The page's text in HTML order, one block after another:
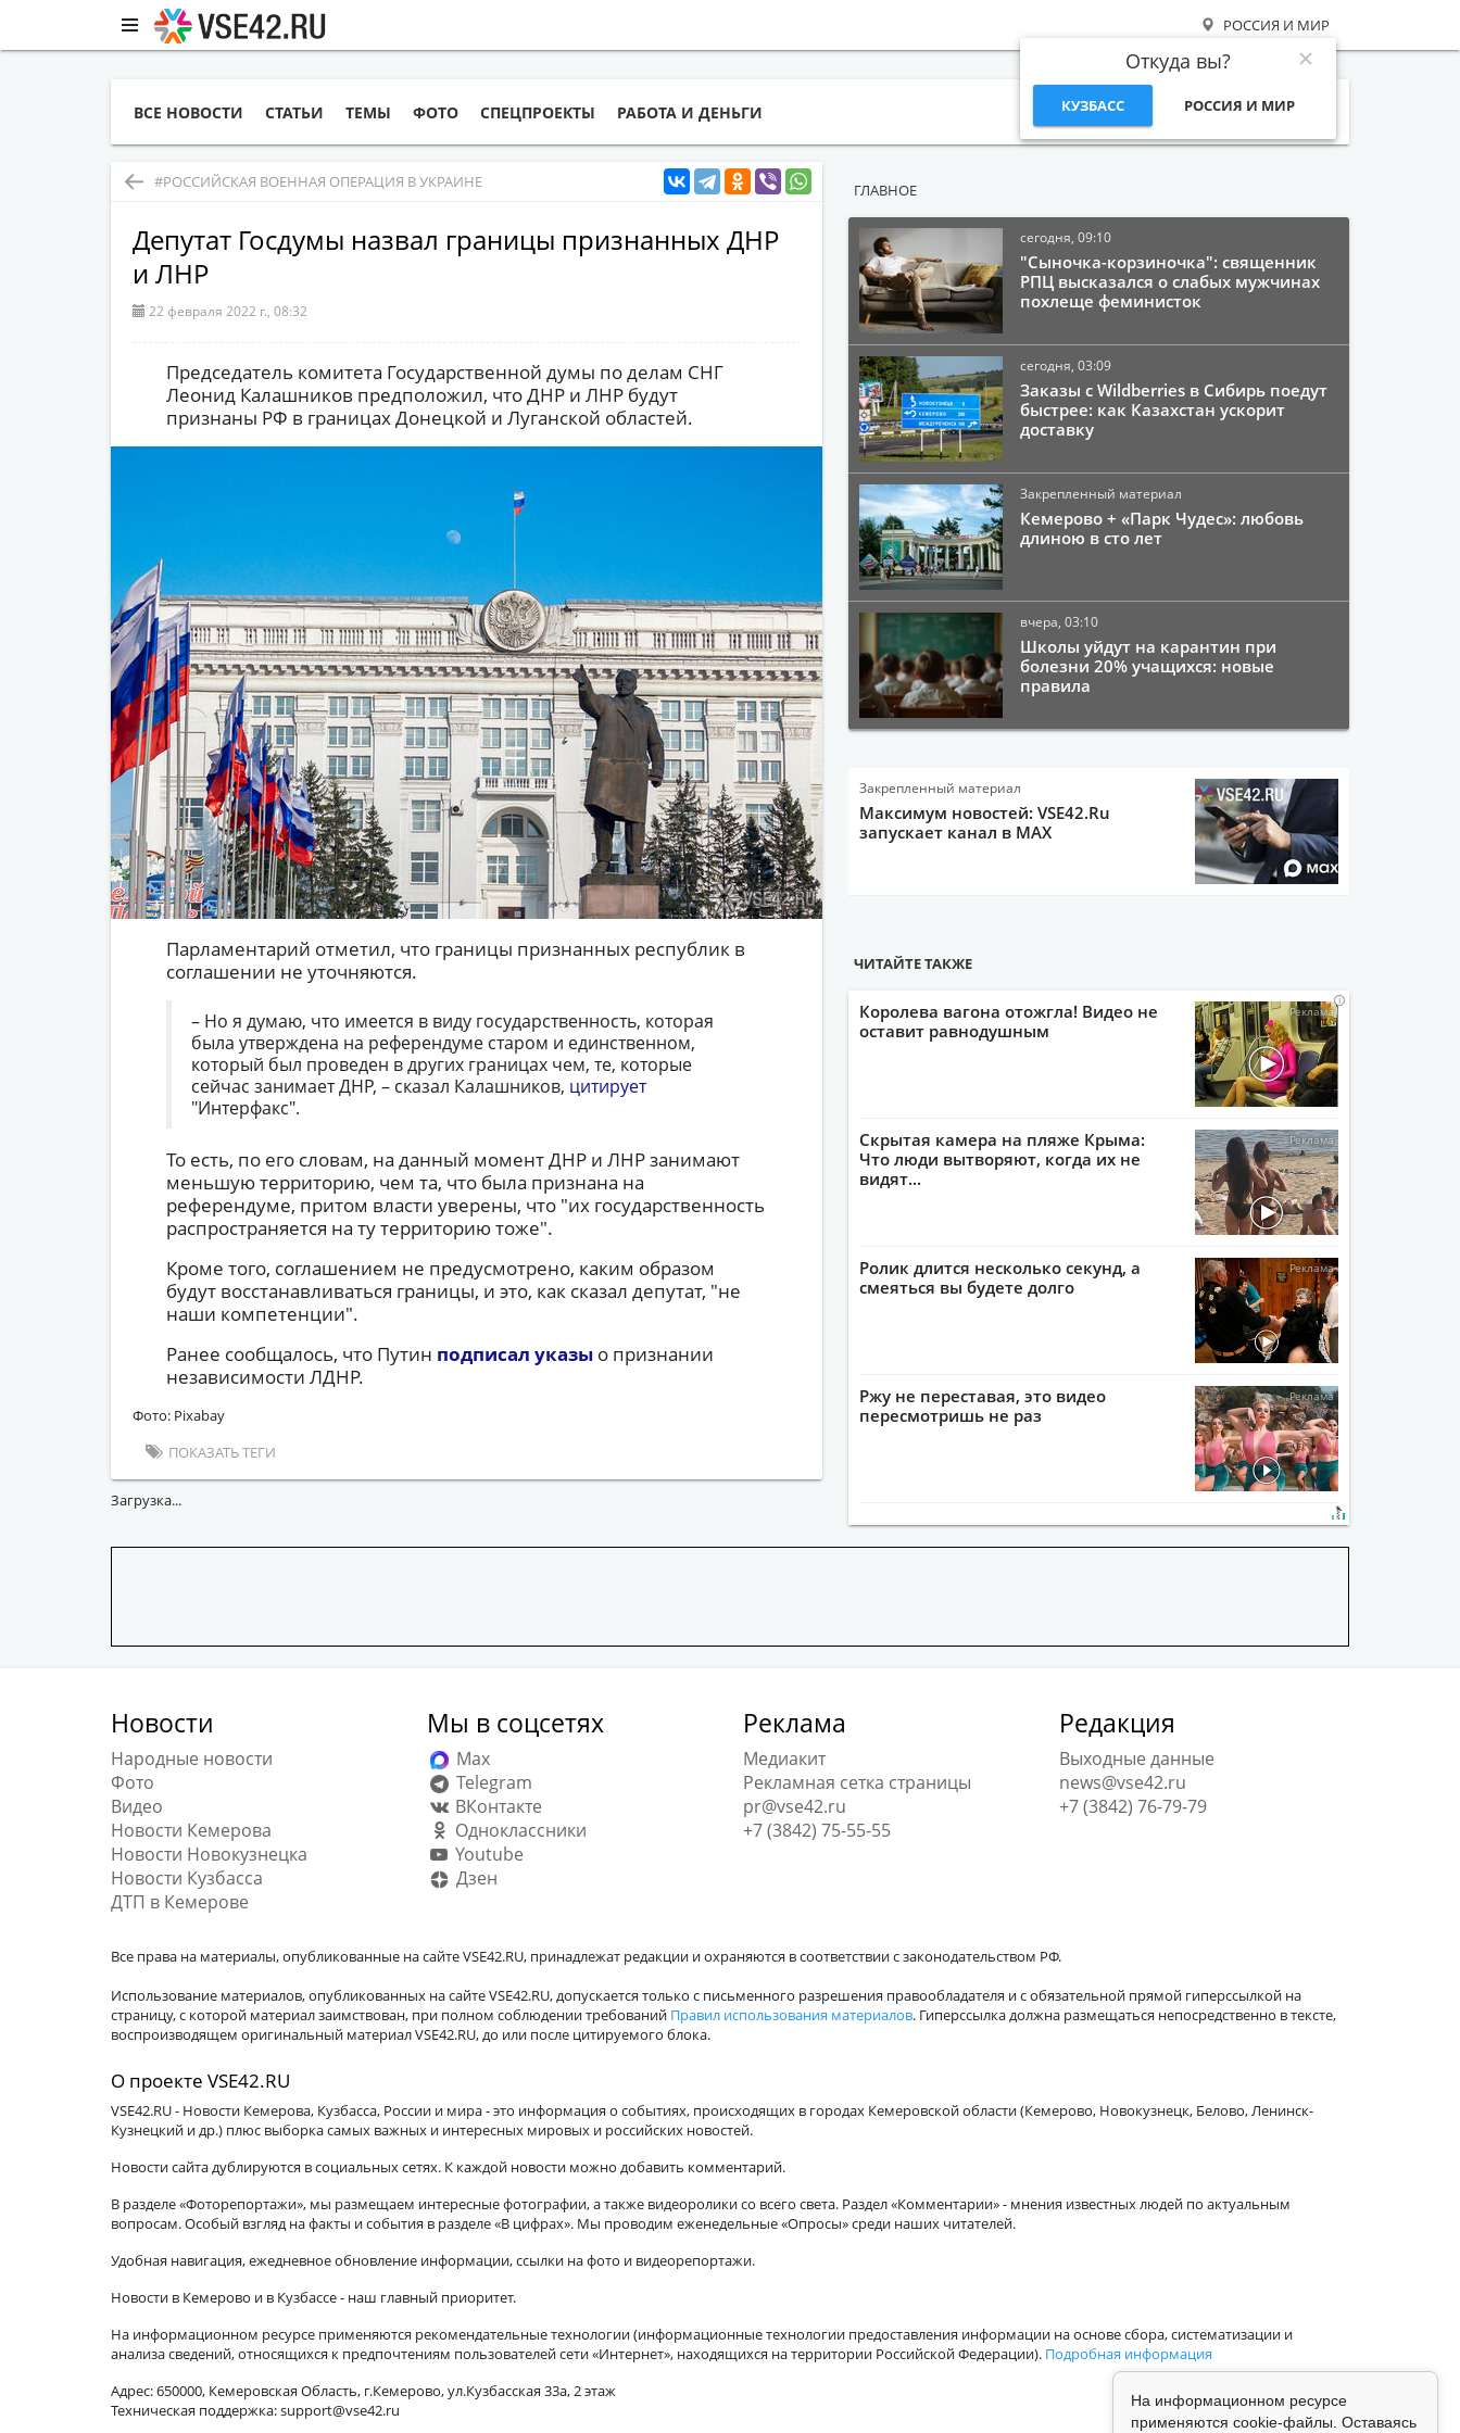
РОССИЯ И МИР
Откуда вы?
КУЗБАСС РОССИЯ И МИР
ВСЕ НОВОСТИ СТАТЬИ ТЕМЫ ФОТО СПЕЦПРОЕКТЫ РАБОТА И ДЕНЬГИ Поиск
#РОССИЙСКАЯ ВОЕННАЯ ОПЕРАЦИЯ В УКРАИНЕ
Депутат Госдумы назвал границы признанных ДНР
и ЛНР
22 февраля 2022 г., 08:32
Председатель комитета Государственной думы по делам СНГ
Леонид Калашников предположил, что ДНР и ЛНР будут
признаны РФ в границах Донецкой и Луганской областей.
Парламентарий отметил, что границы признанных республик в
соглашении не уточняются.
– Но я думаю, что имеется в виду государственность, которая
была утверждена на референдуме старом и единственном,
который был проведен в других границах чем, те, которые
сейчас занимает ДНР, – сказал Калашников, цитирует
"Интерфакс".
То есть, по его словам, на данный момент ДНР и ЛНР занимают
меньшую территорию, чем та, что была признана на
референдуме, притом власти уверены, что "их государственность
распространяется на ту территорию тоже".
Кроме того, соглашением не предусмотрено, каким образом
будут восстанавливаться границы, и это, как сказал депутат, "не
наши компетенции".
Ранее сообщалось, что Путин подписал указыо признании
независимости ЛДНР.
Фото: Pixabay
ПОКАЗАТЬ ТЕГИ
Загрузка...
ГЛАВНОЕ
сегодня, 09:10
"Сыночка-корзиночка": священник
РПЦ высказался о слабых мужчинах
похлеще феминисток
сегодня, 03:09
Заказы с Wildberries в Сибирь поедут
быстрее: как Казахстан ускорит
доставку
Закрепленный материал
Кемерово + «Парк Чудес»: любовь
длиною в сто лет
вчера, 03:10
Школы уйдут на карантин при
болезни 20% учащихся: новые
правила
Закрепленный материал
Максимум новостей: VSE42.Ru
запускает канал в MAX
ЧИТАЙТЕ ТАКЖЕ
i
Королева вагона отожгла! Видео не
оставит равнодушным
i
Скрытая камера на пляже Крыма:
Что люди вытворяют, когда их не
видят...
i
Ролик длится несколько секунд, а
смеяться вы будете долго
i
Ржу не переставая, это видео
пересмотришь не раз
Новости
Народные новости
Фото
Видео
Новости Кемерова
Новости Новокузнецка
Новости Кузбасса
ДТП в Кемерове
Мы в соцсетях
Max
Telegram
ВКонтакте
Одноклассники
Youtube
Дзен
Реклама
Медиакит
Рекламная сетка страницы
pr@vse42.ru
+7 (3842) 75-55-55
Редакция
Выходные данные
news@vse42.ru
+7 (3842) 76-79-79
Все права на материалы, опубликованные на сайте VSE42.RU, принадлежат редакции и охраняются в соответствии с законодательством РФ.
Использование материалов, опубликованных на сайте VSE42.RU, допускается только с письменного разрешения правообладателя и с обязательной прямой гиперссылкой на
страницу, с которой материал заимствован, при полном соблюдении требований Правил использования материалов. Гиперссылка должна размещаться непосредственно в тексте,
воспроизводящем оригинальный материал VSE42.RU, до или после цитируемого блока.
О проекте VSE42.RU
VSE42.RU - Новости Кемерова, Кузбасса, России и мира - это информация о событиях, происходящих в городах Кемеровской области (Кемерово, Новокузнецк, Белово, Ленинск-
Кузнецкий и др.) плюс выборка самых важных и интересных мировых и российских новостей.
Новости сайта дублируются в социальных сетях. К каждой новости можно добавить комментарий.
В разделе «Фоторепортажи», мы размещаем интересные фотографии, а также видеоролики со всего света. Раздел «Комментарии» - мнения известных людей по актуальным
вопросам. Особый взгляд на факты и события в разделе «В цифрах». Мы проводим еженедельные «Опросы» среди наших читателей.
Удобная навигация, ежедневное обновление информации, ссылки на фото и видеорепортажи.
Новости в Кемерово и в Кузбассе - наш главный приоритет.
На информационном ресурсе применяются рекомендательные технологии (информационные технологии предоставления информации на основе сбора, систематизации и
анализа сведений, относящихся к предпочтениям пользователей сети «Интернет», находящихся на территории Российской Федерации). Подробная информация
Адрес: 650000, Кемеровская Область, г.Кемерово, ул.Кузбасская 33а, 2 этаж
Техническая поддержка: support@vse42.ru
На информационном ресурсе
применяются cookie-файлы. Оставаясь